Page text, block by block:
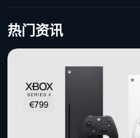
热门资讯